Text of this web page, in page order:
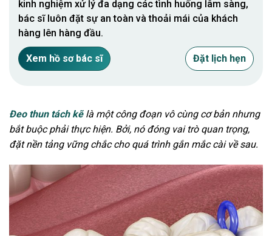
kinh nghiệm xử lý đa dạng các tình huống lâm sàng,
bác sĩ luôn đặt sự an toàn và thoải mái của khách
hàng lên hàng đầu.
Xem hồ sơ bác sĩ Đặt lịch hẹn
Đeo thun tách kẽlà một công đoạn vô cùng cơ bản nhưng
bắt buộc phải thực hiện. Bởi, nó đóng vai trò quan trọng,
đặt nền tảng vững chắc cho quá trình gắn mắc cài về sau.